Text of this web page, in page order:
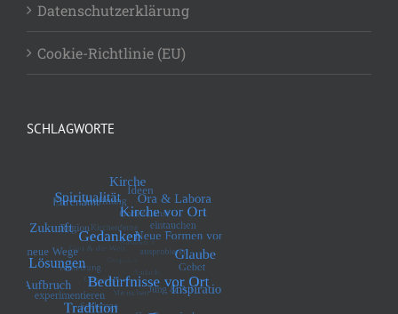
Datenschutzerklärung
Cookie-Richtlinie (EU)
SCHLAGWORTE